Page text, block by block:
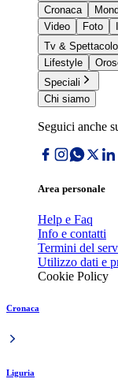
Cronaca
Video
Foto
Tv & Spettacolo
Lifestyle
Speciali
Chi siamo
Seguici anche
Area personale
Help e Faq
Info e contatti
Termini del
Utilizzo dati e
Cookie Policy
Cronaca
Liguria